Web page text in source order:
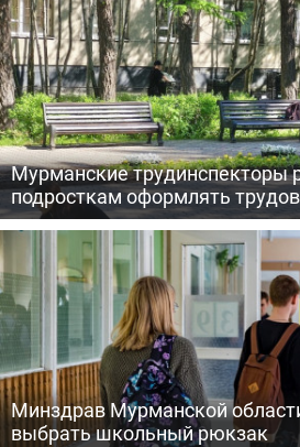
Мурманские трудинспекторы
подросткам оформлять
Минздрав Мурманской
выбрать школьный рюкзак